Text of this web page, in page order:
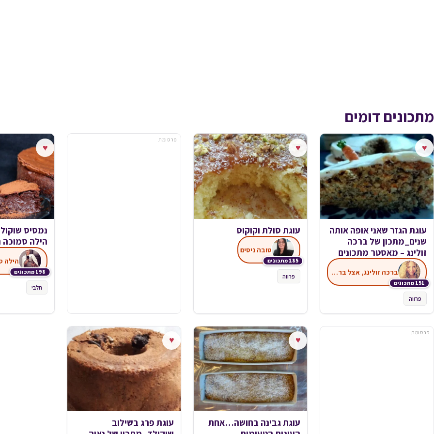
מתכונים דומים
♥
עוגת הגזר שאני אופה אותה
שנים_מתכון של ברכה
זולינג – מאסטר מתכונים
151 מתכונים
ברכה זולינג, אצל ברכה במטבח
פרווה
♥
עוגת סולת וקוקוס
185 מתכונים
טובה ניסים
פרווה
פרסומת
♥
נמסיס
הילה סמוכה
198 מתכונים
הילה
חלבי
פרסומת
♥
עוגת גבינה בחושה…אחת
♥
עוגת פרג בשילוב